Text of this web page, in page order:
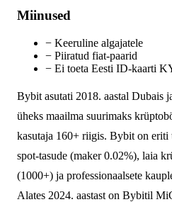
Miinused
− Keeruline algajatele
− Piiratud fiat-paarid
− Ei toeta Eesti ID-kaarti
Bybit asutati 2018. aastal Dubais
üheks maailma suurimaks
kasutaja 160+ riigis. Bybit on eriti
spot-tasude (maker 0.02%), laia
(1000+) ja professionaalsete
Alates 2024. aastast on Bybitil